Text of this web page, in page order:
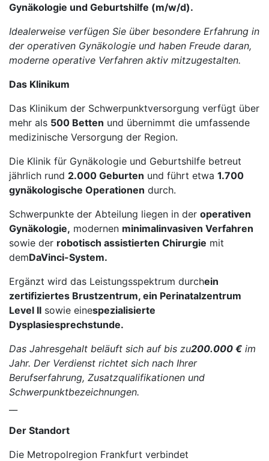
Gynäkologie und Geburtshilfe (m/w/d).
Idealerweise verfügen Sie über besondere Erfahrung in
der operativen Gynäkologie und haben Freude daran,
moderne operative Verfahren aktiv mitzugestalten.
Das Klinikum
Das Klinikum der Schwerpunktversorgung verfügt über
mehr als 500 Betten und übernimmt die umfassende
medizinische Versorgung der Region.
Die Klinik für Gynäkologie und Geburtshilfe betreut
jährlich rund 2.000 Geburten und führt etwa 1.700
gynäkologische Operationen durch.
Schwerpunkte der Abteilung liegen in der operativen
Gynäkologie, modernen minimalinvasiven Verfahren
sowie der robotisch assistierten Chirurgie mit
demDaVinci-System.
Ergänzt wird das Leistungsspektrum durchein
zertifiziertes Brustzentrum, ein Perinatalzentrum
Level II sowie einespezialisierte
Dysplasiesprechstunde.
Das Jahresgehalt beläuft sich auf bis zu200.000 € im
Jahr. Der Verdienst richtet sich nach Ihrer
Berufserfahrung, Zusatzqualifikationen und
Schwerpunktbezeichnungen.
Der Standort
Die Metropolregion Frankfurt verbindet